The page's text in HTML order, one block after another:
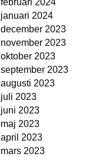
februari 2024
januari 2024
december 2023
november 2023
oktober 2023
september 2023
augusti 2023
juli 2023
juni 2023
maj 2023
april 2023
mars 2023